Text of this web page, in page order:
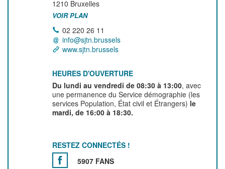
1210 Bruxelles
VOIR PLAN
02 220 26 11
info@sjtn.brussels
www.sjtn.brussels
HEURES D'OUVERTURE
Du lundi au vendredi de 08:30 à 13:00, avec
une permanence du Service démographie (les
services Population, État civil et Étrangers) le
mardi, de 16:00 à 18:30.
RESTEZ CONNECTÉS !
5907 FANS